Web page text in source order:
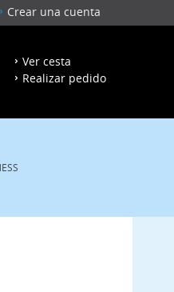
Crear una cuenta
Realizar pedido
Ver cesta